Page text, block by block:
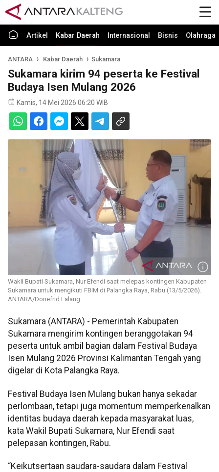
Artikel Kabar Daerah Internasional Bisnis Olahraga
ANTARA Kabar Daerah Sukamara
Sukamara kirim 94 peserta ke Festival
Budaya Isen Mulang 2026
Kamis, 14 Mei 2026 06:20 WIB
Wakil Bupati Sukamara, Nur Efendi saat melepas kontingen Kabupaten
Sukamara untuk mengikuti FBIM di Palangka Raya, Rabu (13/5/2026).
ANTARA/Donefrid Lalang
Sukamara (ANTARA) - Pemerintah Kabupaten
Sukamara mengirim kontingen beranggotakan 94
peserta untuk ambil bagian dalam Festival Budaya
Isen Mulang 2026 Provinsi Kalimantan Tengah yang
digelar di Kota Palangka Raya.
Festival Budaya Isen Mulang bukan hanya sekadar
perlombaan, tetapi juga momentum memperkenalkan
identitas budaya daerah kepada masyarakat luas,
kata Wakil Bupati Sukamara, Nur Efendi saat
pelepasan kontingen, Rabu.
“Keikutsertaan saudara-saudara dalam Festival